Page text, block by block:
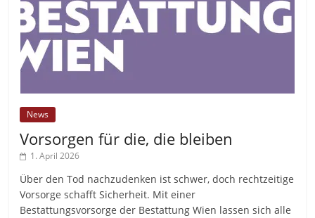
News
Vorsorgen für die, die bleiben
1. April 2026
Über den Tod nachzudenken ist schwer, doch rechtzeitige
Vorsorge schafft Sicherheit. Mit einer
Bestattungsvorsorge der Bestattung Wien lassen sich alle